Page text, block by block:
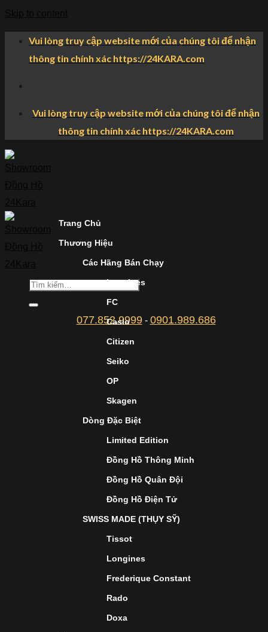
Vui lòng truy cập website mới của chúng tôi để nhận
thông tin chính xác https://24KARA.com
Vui lòng truy cập website mới của chúng tôi để nhận
thông tin chính xác https://24KARA.com
077.852.9999- 0901.989.686
Trang Chủ
Thương Hiệu
Các Hãng Bán Chạy
Longines
FC
Casio
Citizen
Seiko
OP
Skagen
Dòng Đặc Biệt
Limited Edition
Đồng Hồ Thông Minh
Đồng Hồ Quân Đội
Đồng Hồ Điện Tử
SWISS MADE (THỤY SỸ)
Tissot
Longines
Frederique Constant
Rado
Doxa